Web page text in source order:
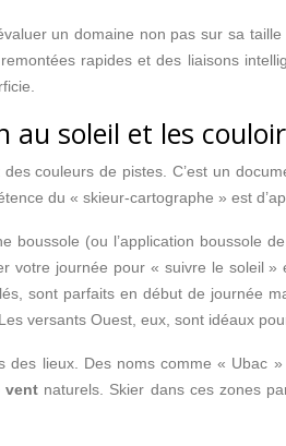
un domaine non pas sur sa
rapides et des liaisons
au soleil et les
couleurs de pistes. C’est un
du « skieur-cartographe » est
boussole (ou l’application boussole
votre journée pour « suivre le soleil
sont parfaits en début de journée
versants Ouest, eux, sont idéaux
lieux. Des noms comme «
vent naturels. Skier dans ces zones